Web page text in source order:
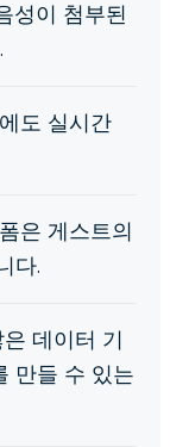
성이 첨부된
도 실시간
은 게스트의
다.
데이터 기
만들 수 있는